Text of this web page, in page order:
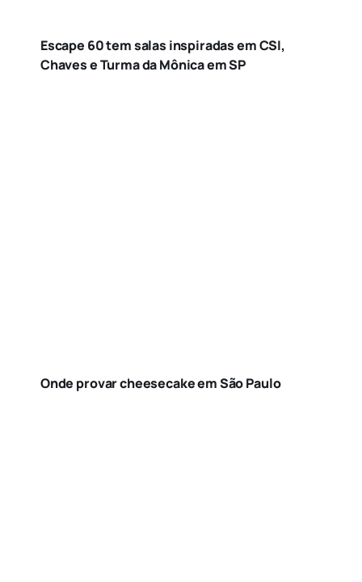
Escape 60 tem salas inspiradas em CSI,
Chaves e Turma da Mônica em SP
Onde provar cheesecake em São Paulo